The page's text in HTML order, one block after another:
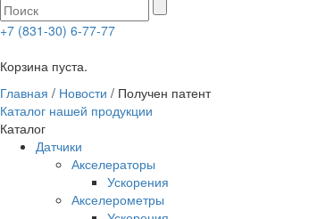
+7 (831-30) 6-77-77
Корзина пуста.
Главная / Новости / Получен патент
Каталог нашей продукции
Каталог
Датчики
Акселераторы
Ускорения
Акселерометры